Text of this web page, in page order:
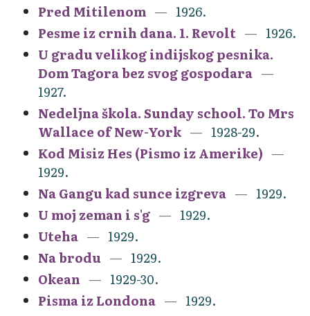
Pred Mitilenom
1926.
Pesme iz crnih dana. 1. Revolt
1926.
U gradu velikog indijskog pesnika.
Dom Tagora bez svog gospodara
1927.
Nedeljna škola. Sunday school. To Mrs
Wallace of New-York
1928-29.
Kod Misiz Hes (Pismo iz Amerike)
1929.
Na Gangu kad sunce izgreva
1929.
U moj zeman i s'g
1929.
Uteha
1929.
Na brodu
1929.
Okean
1929-30.
Pisma iz Londona
1929.